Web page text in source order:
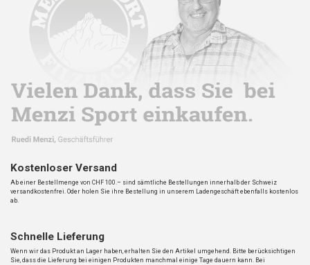
Kostenloser Versand
Ab einer Bestellmenge von CHF 100.– sind sämtliche Bestellungen innerhalb der Schweiz
versandkostenfrei. Oder holen Sie ihre Bestellung in unserem Ladengeschäft ebenfalls kostenlos
ab.
Schnelle Lieferung
Wenn wir das Produkt an Lager haben, erhalten Sie den Artikel umgehend. Bitte berücksichtigen
Sie, dass die Lieferung bei einigen Produkten manchmal einige Tage dauern kann. Bei